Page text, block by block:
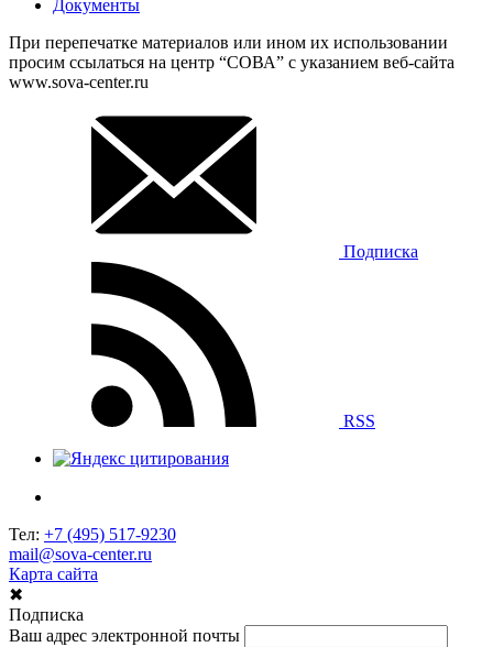
Документы
При перепечатке материалов или ином их использовании
просим ссылаться на центр “СОВА” с указанием веб-сайта
www.sova-center.ru
Подписка
RSS
Тел: +7 (495) 517-9230
mail@sova-center.ru
Карта сайта
✖
Подписка
Ваш адрес электронной почты